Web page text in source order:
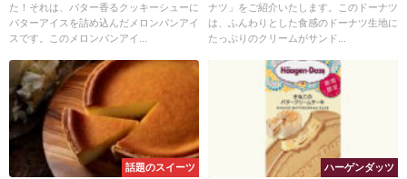
る、絶品スイーツの誘惑
た！それは、バター香るクッキーシューに
バターアイスを詰め込んだメロンパンアイ
スです。このメロンパンアイ...
スで調和
ナツ」をご紹介いたします。このドーナツ
は、ふんわりとした食感のドーナツ生地に
たっぷりのクリームがサンド...
話題のスイーツ ハーゲンダッツ